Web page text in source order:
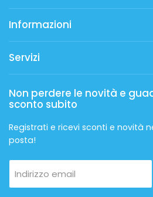
Informazioni
Servizi
Non perdere le novità e
sconto subito
Registrati e ricevi sconti e novità
posta!
Indirizzo email